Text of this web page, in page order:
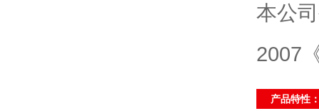
本公
2007
产品特性